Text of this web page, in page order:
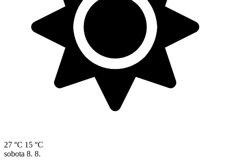
27 °C 15 °C
sobota 8. 8.